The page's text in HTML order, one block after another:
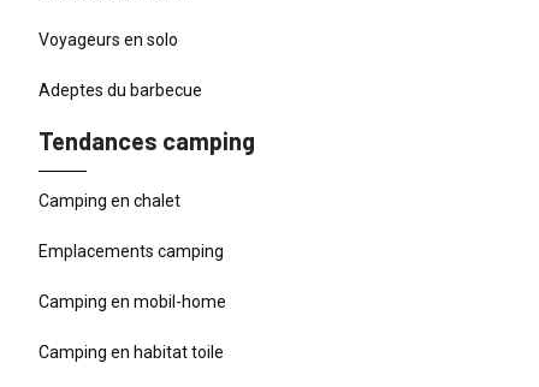
Voyageurs en solo
Adeptes du barbecue
Tendances camping
Camping en chalet
Emplacements camping
Camping en mobil-home
Camping en habitat toile